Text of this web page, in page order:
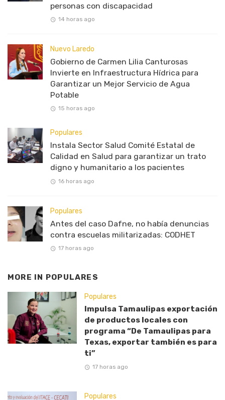
personas con discapacidad
14 horas ago
Nuevo Laredo
Gobierno de Carmen Lilia Canturosas
Invierte en Infraestructura Hídrica para
Garantizar un Mejor Servicio de Agua
Potable
15 horas ago
Populares
Instala Sector Salud Comité Estatal de
Calidad en Salud para garantizar un trato
digno y humanitario a los pacientes
16 horas ago
Populares
Antes del caso Dafne, no había denuncias
contra escuelas militarizadas: CODHET
17 horas ago
MORE IN POPULARES
Populares
Impulsa Tamaulipas exportación
de productos locales con
programa “De Tamaulipas para
Texas, exportar también es para
ti”
17 horas ago
Populares